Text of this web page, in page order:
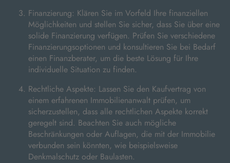
Finanzierung: Klären Sie im Vorfeld Ihre finanziellen
Möglichkeiten und stellen Sie sicher, dass Sie über eine
solide Finanzierung verfügen. Prüfen Sie verschiedene
Finanzierungsoptionen und konsultieren Sie bei Bedarf
einen Finanzberater, um die beste Lösung für Ihre
individuelle Situation zu finden.
Rechtliche Aspekte: Lassen Sie den Kaufvertrag von
einem erfahrenen Immobilienanwalt prüfen, um
sicherzustellen, dass alle rechtlichen Aspekte korrekt
geregelt sind. Beachten Sie auch mögliche
Beschränkungen oder Auflagen, die mit der Immobilie
verbunden sein könnten, wie beispielsweise
Denkmalschutz oder Baulasten.